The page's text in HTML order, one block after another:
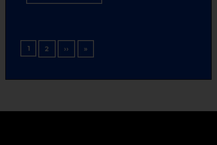
Stronicowanie
1 2 ›› Następna strona
»Ostatnia strona